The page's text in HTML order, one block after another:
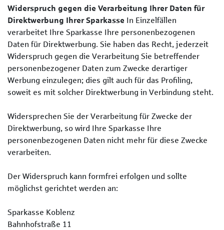
Widerspruch gegen die Verarbeitung Ihrer Daten für
Direktwerbung Ihrer Sparkasse In Einzelfällen
verarbeitet Ihre Sparkasse Ihre personenbezogenen
Daten für Direktwerbung. Sie haben das Recht, jederzeit
Widerspruch gegen die Verarbeitung Sie betreffender
personenbezogener Daten zum Zwecke derartiger
Werbung einzulegen; dies gilt auch für das Profiling,
soweit es mit solcher Direktwerbung in Verbindung steht.
Widersprechen Sie der Verarbeitung für Zwecke der
Direktwerbung, so wird Ihre Sparkasse Ihre
personenbezogenen Daten nicht mehr für diese Zwecke
verarbeiten.
Der Widerspruch kann formfrei erfolgen und sollte
möglichst gerichtet werden an:
Sparkasse Koblenz
Bahnhofstraße 11